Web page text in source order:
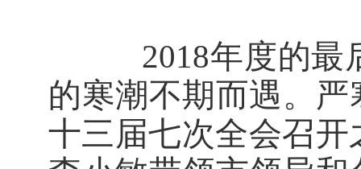
2018年度的最
的寒潮不期而遇。
十三届七次全会召开